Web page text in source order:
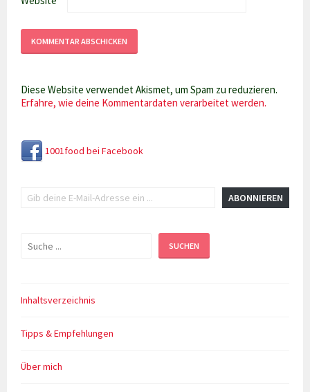
Diese Website verwendet Akismet, um Spam zu reduzieren.
Erfahre, wie deine Kommentardaten verarbeitet werden.
1001food bei Facebook
ABONNIEREN
Suchen SUCHEN
Inhaltsverzeichnis
Tipps & Empfehlungen
Über mich